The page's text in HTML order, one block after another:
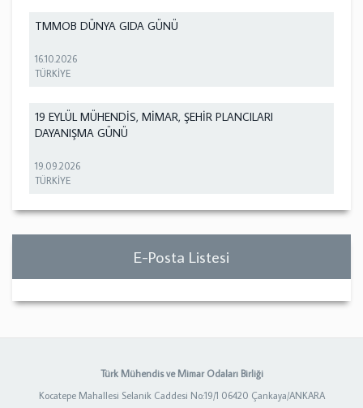
TMMOB DÜNYA GIDA GÜNÜ
16.10.2026
TÜRKİYE
19 EYLÜL MÜHENDİS, MİMAR, ŞEHİR PLANCILARI
DAYANIŞMA GÜNÜ
19.09.2026
TÜRKİYE
E-Posta Listesi
Türk Mühendis ve Mimar Odaları Birliği
Kocatepe Mahallesi Selanik Caddesi No:19/1 06420 Çankaya/ANKARA